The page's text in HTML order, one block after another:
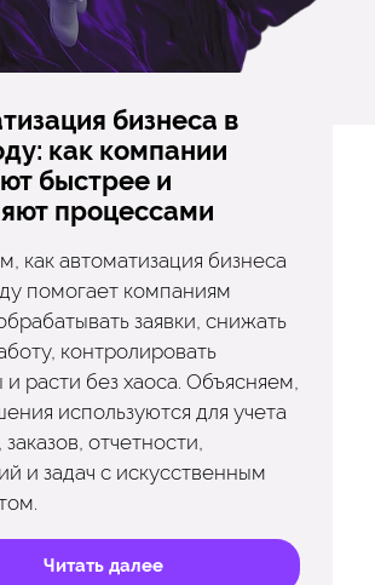
бизнеса в
как компании
быстрее и
процессами
как автоматизация бизнеса
помогает компаниям
заявки, снижать
контролировать
расти без хаоса. Объясняем,
используются для учета
отчетности,
и задач с искусственным
Читать далее